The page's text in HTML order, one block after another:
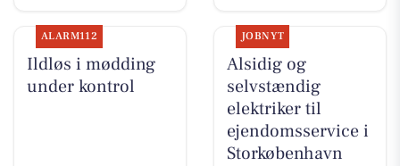
ALARM112
Ildløs i mødding
under kontrol
JOBNYT
Alsidig og
selvstændig
elektriker til
ejendomsservice i
Storkøbenhavn